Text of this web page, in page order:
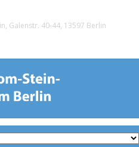
Galenstr. 40-44, 13597 Berlin